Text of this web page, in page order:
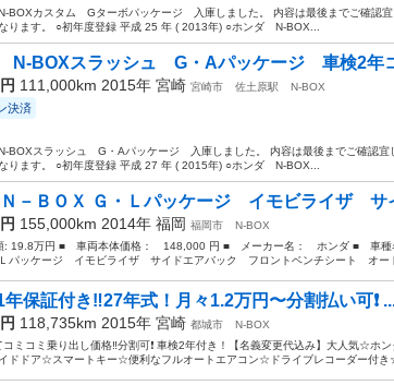
BOXカスタム Gターボパッケージ 入庫しました。 内容は最後までご確認宜
ります。 ○初年度登録 平成 25 年 ( 2013年) ○ホンダ N-BOX...
N-BOXスラッシュ G・Aパッケージ 車検2年
111,000km 2015年 宮崎 宮崎市 佐土原駅 N-BOX
決済
BOXスラッシュ G・Aパッケージ 入庫しました。 内容は最後までご確認宜
ります。 ○初年度登録 平成 27 年 ( 2015年) ○ホンダ N-BOX...
－ＢＯＸ Ｇ・Ｌパッケージ イモビライザ サ
155,000km 2014年 福岡 福岡市
N-BOX
: 19.8万円 ■ 車両本体価格： 148,000 円 ■ メーカー名： ホンダ ■ 車
パッケージ イモビライザ サイドエアバック フロントベンチシート オー
保証付き‼️27年式！月々1.2万円〜分割払い可❗️
118,735km 2015年 宮崎 都城市
N-BOX
コミコミ乗り出し価格‼️分割可❗️ 車検2年付き！【名義変更代込み】大人気☆
ドドア☆スマートキー☆便利なフルオートエアコン☆ドライブレコーダー付き